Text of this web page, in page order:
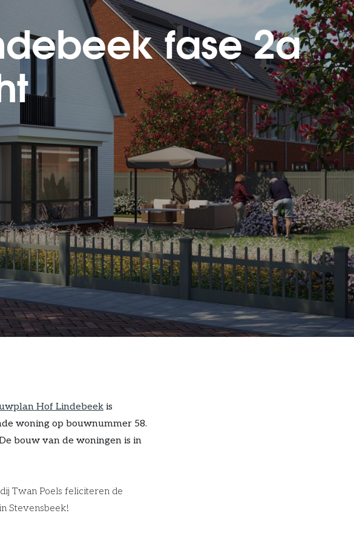
fase 2a
Hof Lindebeek is
woning op bouwnummer 58.
bouw van de woningen is in
Twan Poels feliciteren de
Stevensbeek!